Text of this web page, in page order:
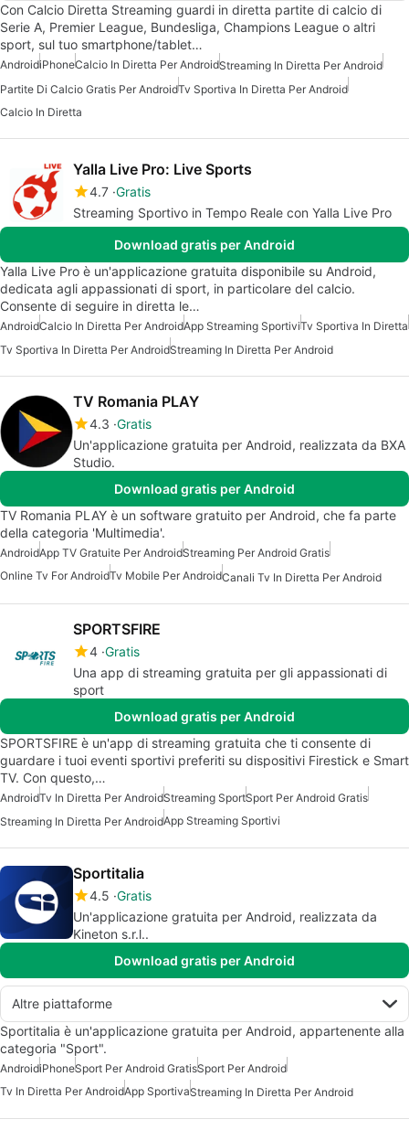
Con Calcio Diretta Streaming guardi in diretta partite di calcio di
Serie A, Premier League, Bundesliga, Champions League o altri
sport, sul tuo smartphone/tablet…
AndroidiPhoneCalcio In Diretta Per AndroidStreaming In Diretta Per Android
Partite Di Calcio Gratis Per AndroidTv Sportiva In Diretta Per Android
Calcio In Diretta
Yalla Live Pro: Live Sports
4.7 Gratis
Streaming Sportivo in Tempo Reale con Yalla Live Pro
Download gratis per Android
Yalla Live Pro è un'applicazione gratuita disponibile su Android,
dedicata agli appassionati di sport, in particolare del calcio.
Consente di seguire in diretta le…
AndroidCalcio In Diretta Per AndroidApp Streaming SportiviTv Sportiva In Diretta
Tv Sportiva In Diretta Per AndroidStreaming In Diretta Per Android
TV Romania PLAY
4.3 Gratis
Un'applicazione gratuita per Android, realizzata da BXA
Studio.
Download gratis per Android
TV Romania PLAY è un software gratuito per Android, che fa parte
della categoria 'Multimedia'.
AndroidApp TV Gratuite Per AndroidStreaming Per Android Gratis
Online Tv For AndroidTv Mobile Per AndroidCanali Tv In Diretta Per Android
SPORTSFIRE
4 Gratis
Una app di streaming gratuita per gli appassionati di
sport
Download gratis per Android
SPORTSFIRE è un'app di streaming gratuita che ti consente di
guardare i tuoi eventi sportivi preferiti su dispositivi Firestick e Smart
TV. Con questo,…
AndroidTv In Diretta Per AndroidStreaming SportSport Per Android Gratis
Streaming In Diretta Per AndroidApp Streaming Sportivi
Sportitalia
4.5 Gratis
Un'applicazione gratuita per Android, realizzata da
Kineton s.r.l..
Download gratis per Android
Altre piattaforme
Sportitalia è un'applicazione gratuita per Android, appartenente alla
categoria "Sport".
AndroidiPhoneSport Per Android GratisSport Per Android
Tv In Diretta Per AndroidApp SportivaStreaming In Diretta Per Android